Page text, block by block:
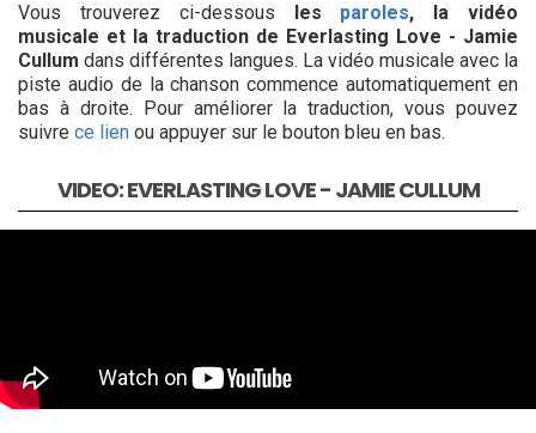
Vous trouverez ci-dessous les paroles, la vidéo
musicale et la traduction de Everlasting Love - Jamie
Cullum dans différentes langues. La vidéo musicale avec la
piste audio de la chanson commence automatiquement en
bas à droite. Pour améliorer la traduction, vous pouvez
suivre ce lien ou appuyer sur le bouton bleu en bas.
VIDEO: EVERLASTING LOVE - JAMIE CULLUM